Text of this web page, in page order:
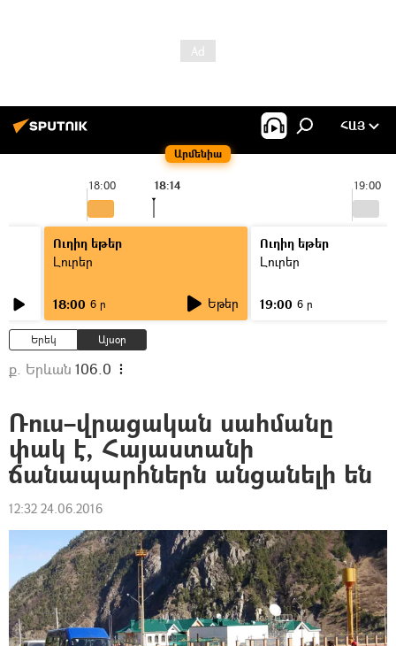
Արմենիա
ՀԱՅ
18:00 19:00
18:14
Ուղիղ եթեր
Լուրեր
18:00 6 ր Եթեր
Ուղիղ եթեր
Լուրեր
19:00 6 ր
Երեկ Այսօր
ք. Երևան 106.0
Ռուս–վրացական սահմանը
փակ է, Հայաստանի
ճանապարհներն անցանելի են
12:32 24.06.2016